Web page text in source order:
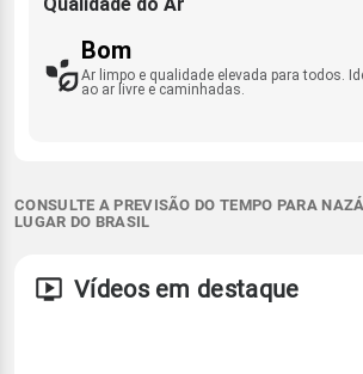
Bom
Ar limpo e qualidade elevada para todos.
ao ar livre e caminhadas.
CONSULTE A PREVISÃO DO TEMPO PARA
LUGAR DO BRASIL
Vídeos em destaque